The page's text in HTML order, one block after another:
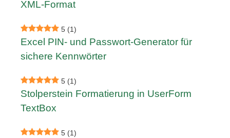
XML-Format
5 (1)
Excel PIN- und Passwort-Generator für
sichere Kennwörter
5 (1)
Stolperstein Formatierung in UserForm
TextBox
5 (1)